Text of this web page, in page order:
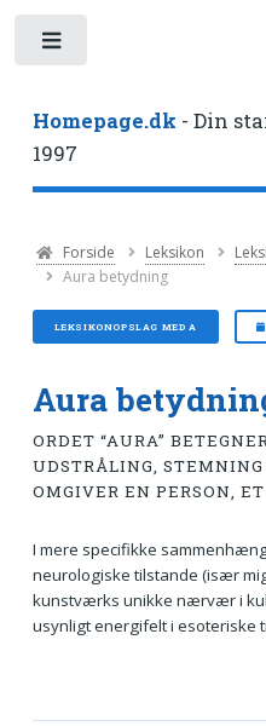
Homepage.dk - Din
1997
Forside Leksikon
Aura betydning
LEKSIKONOPSLAG MED A
Aura
ORDET “AURA”
UDSTRÅLING,
OMGIVER EN PERSON,
I mere specifikke
neurologiske tilstande (især
kunstværks unikke nærvær i
usynligt energifelt i esoteriske